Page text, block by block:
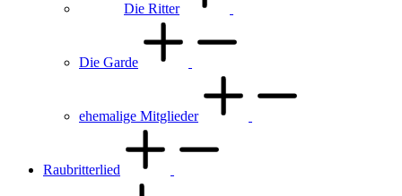
Die Ritter
Die Garde
ehemalige Mitglieder
Raubritterlied